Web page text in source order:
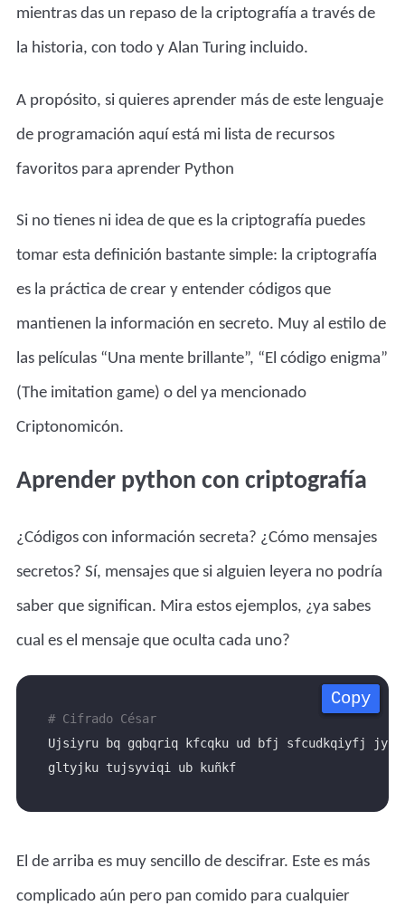
mientras das un repaso de la criptografía a través de
la historia, con todo y Alan Turing incluido.
A propósito, si quieres aprender más de este lenguaje
de programación aquí está mi lista de recursos
favoritos para aprender Python
Si no tienes ni idea de que es la criptografía puedes
tomar esta definición bastante simple: la criptografía
es la práctica de crear y entender códigos que
mantienen la información en secreto. Muy al estilo de
las películas “Una mente brillante”, “El código enigma”
(The imitation game) o del ya mencionado
Criptonomicón.
Aprender python con criptografía
¿Códigos con información secreta? ¿Cómo mensajes
secretos? Sí, mensajes que si alguien leyera no podría
saber que significan. Mira estos ejemplos, ¿ya sabes
cual es el mensaje que oculta cada uno?
Copy
Copy
Copy
Copy
# Cifrado César
Ujsiyru bq gqbqriq kfcqku ud bfj sfcudkqiyfj jy
gltyjku tujsyviqi ub kuñkf
El de arriba es muy sencillo de descifrar. Este es más
complicado aún pero pan comido para cualquier